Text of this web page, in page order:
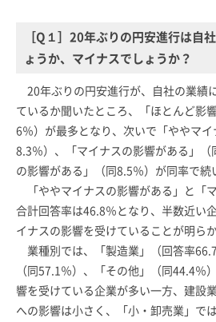
［Q１］20年ぶりの円安進行は自
ょうか、マイナスでしょうか？
20年ぶりの円安進行が、自社の業績
ているか聞いたところ、「ほとんど影
6％）が最多となり、次いで「ややマ
8.3％）、「マイナスの影響がある」（
の影響がある」（同8.5％）が同率で続
「ややマイナスの影響がある」と「
合計回答率は46.8％となり、半数近い
イナスの影響を受けていることが明ら
業種別では、「製造業」（回答率
（同57.1％）、「その他」（同44.4％
響を受けている企業が多い一方、建設
への影響は小さく、「小・卸売業」で